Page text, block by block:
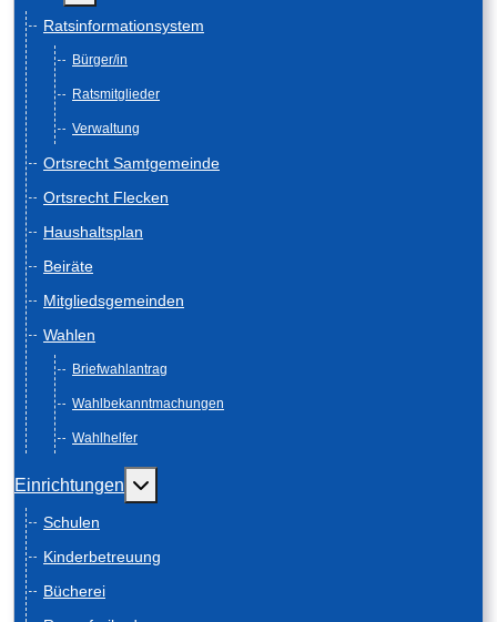
Ratsinformationsystem
Bürger/in
Ratsmitglieder
Verwaltung
Ortsrecht Samtgemeinde
Ortsrecht Flecken
Haushaltsplan
Beiräte
Mitgliedsgemeinden
Wahlen
Briefwahlantrag
Wahlbekanntmachungen
Wahlhelfer
Einrichtungen Weitere Informationen: Einrichtungen
Schulen
Kinderbetreuung
Bücherei